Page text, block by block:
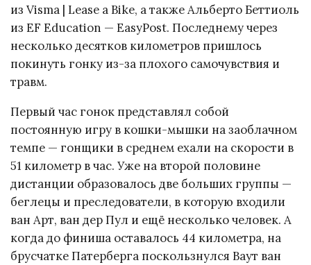
из Visma | Lease a Bike, а также Альберто Беттиоль
из EF Education — EasyPost. Последнему через
несколько десятков километров пришлось
покинуть гонку из-за плохого самочувствия и
травм.
Первый час гонок представлял собой
постоянную игру в кошки-мышки на заоблачном
темпе — гонщики в среднем ехали на скорости в
51 километр в час. Уже на второй половине
дистанции образовалось две больших группы —
беглецы и преследователи, в которую входили
ван Арт, ван дер Пул и ещё несколько человек. А
когда до финиша оставалось 44 километра, на
брусчатке Патерберга поскользнулся Ваут ван